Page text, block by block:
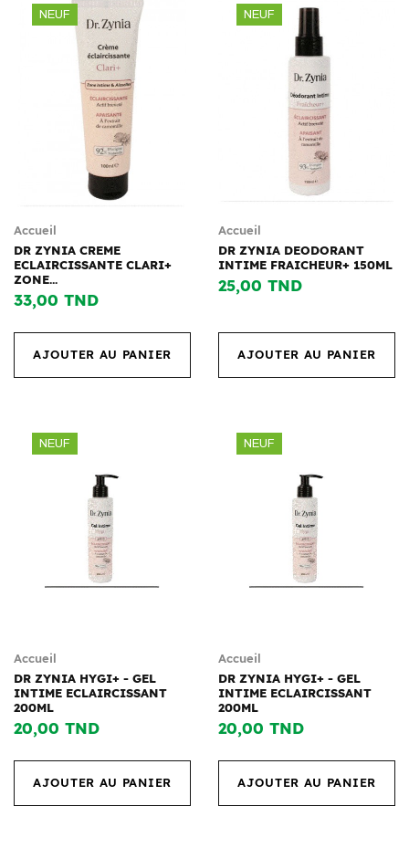
NEUF
Accueil
DR ZYNIA CREME
ECLAIRCISSANTE CLARI+
ZONE...
33,00 TND
AJOUTER AU PANIER
NEUF
Accueil
DR ZYNIA DEODORANT
INTIME FRAICHEUR+ 150ML
25,00 TND
AJOUTER AU PANIER
NEUF
Accueil
DR ZYNIA HYGI+ - GEL
INTIME ECLAIRCISSANT
200ML
20,00 TND
AJOUTER AU PANIER
NEUF
Accueil
DR ZYNIA HYGI+ - GEL
INTIME ECLAIRCISSANT
200ML
20,00 TND
AJOUTER AU PANIER